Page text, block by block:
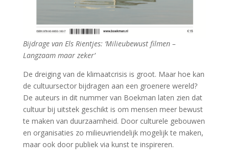
Bijdrage van Els Rientjes: ‘Milieubewust filmen –
Langzaam maar zeker’
De dreiging van de klimaatcrisis is groot. Maar hoe kan
de cultuursector bijdragen aan een groenere wereld?
De auteurs in dit nummer van Boekman laten zien dat
cultuur bij uitstek geschikt is om mensen meer bewust
te maken van duurzaamheid. Door culturele gebouwen
en organisaties zo milieuvriendelijk mogelijk te maken,
maar ook door publiek via kunst te inspireren.